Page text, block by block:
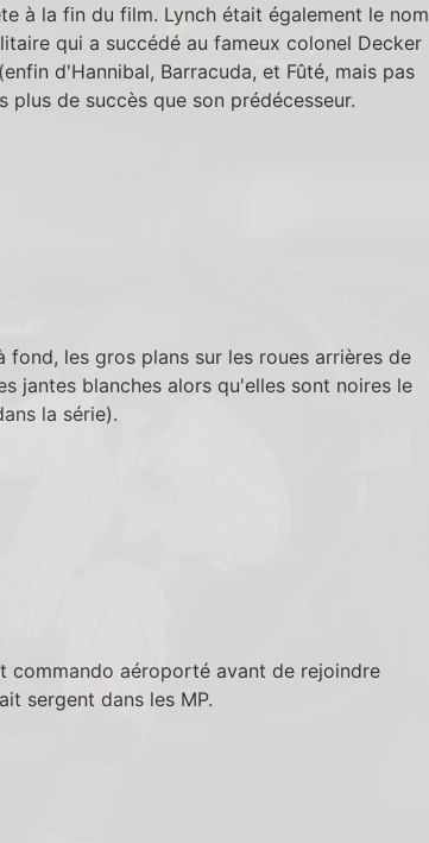
à la fin du film. Lynch était également le nom
qui a succédé au fameux colonel Decker
d'Hannibal, Barracuda, et Fûté, mais pas
plus de succès que son prédécesseur.
fond, les gros plans sur les roues arrières de
jantes blanches alors qu'elles sont noires le
la série).
commando aéroporté avant de rejoindre
sergent dans les MP.